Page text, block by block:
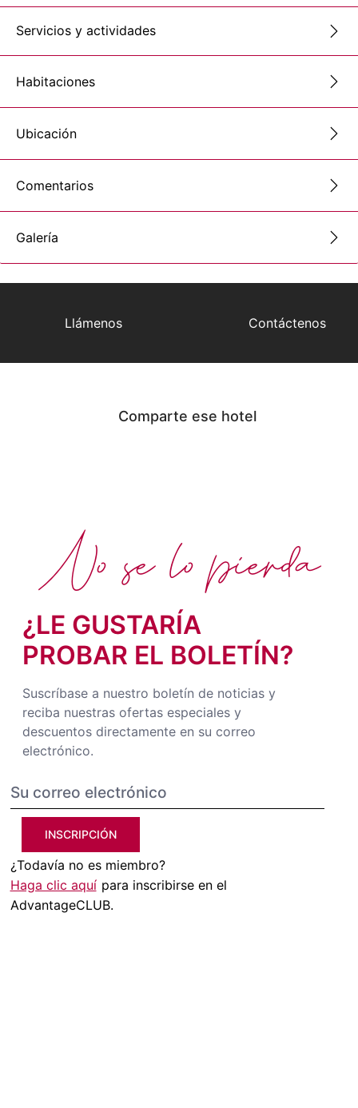
Servicios y actividades
Habitaciones
Ubicación
Comentarios
Galería
Llámenos Contáctenos
Comparte ese hotel
¿LE GUSTARÍA
PROBAR EL BOLETÍN?
Suscríbase a nuestro boletín de noticias y
reciba nuestras ofertas especiales y
descuentos directamente en su correo
electrónico.
INSCRIPCIÓN
¿Todavía no es miembro?
Haga clic aquí para inscribirse en el
AdvantageCLUB.
No se lo pierda